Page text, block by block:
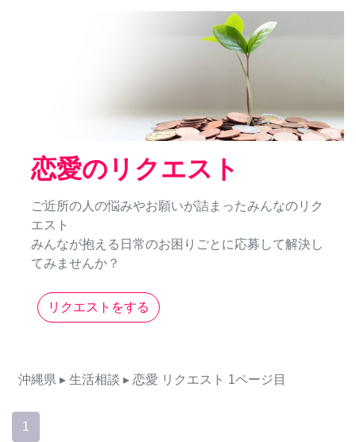
恋愛のリクエスト
ご近所の人の悩みやお願いが詰まったみんなのリク
エスト
みんなが抱える日常のお困りごとに応募して解決し
てみませんか？
リクエストをする
沖縄県 ▸ 生活相談 ▸ 恋愛 リクエスト 1ページ目
1